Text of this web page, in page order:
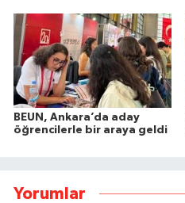
BEUN, Ankara’da aday
öğrencilerle bir araya geldi
Yorumlar